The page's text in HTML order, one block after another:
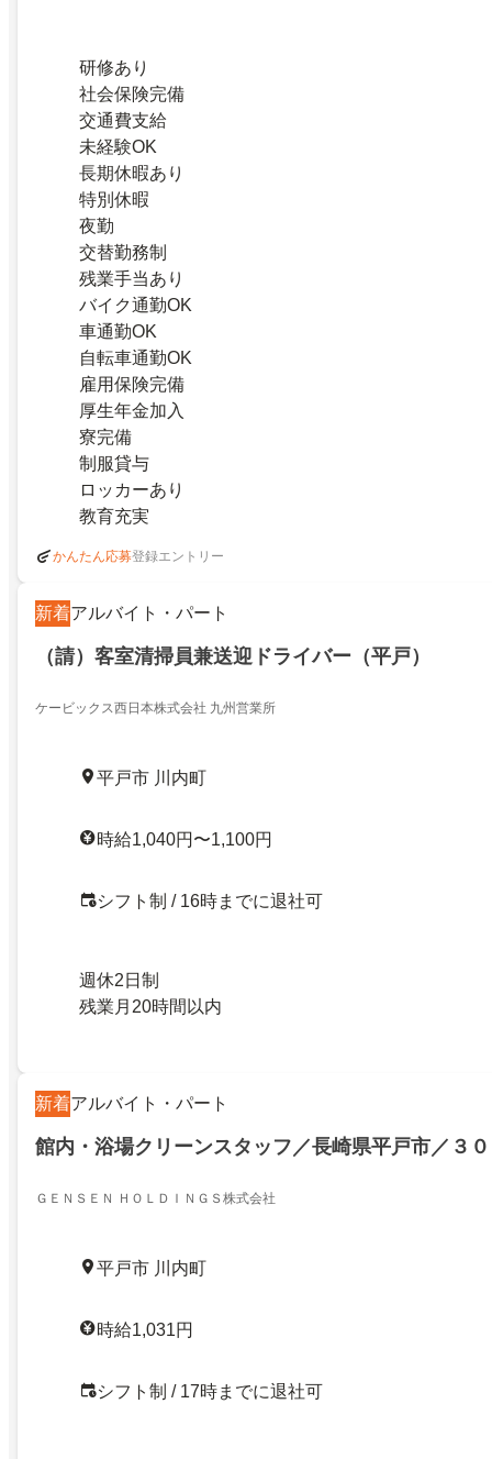
研修あり
社会保険完備
交通費支給
未経験OK
長期休暇あり
特別休暇
夜勤
交替勤務制
残業手当あり
バイク通勤OK
車通勤OK
自転車通勤OK
雇用保険完備
厚生年金加入
寮完備
制服貸与
ロッカーあり
教育充実
かんたん応募登録エントリー
新着アルバイト・パート
（請）客室清掃員兼送迎ドライバー（平戸）
ケービックス西日本株式会社 九州営業所
平戸市 川内町
時給1,040円〜1,100円
シフト制 / 16時までに退社可
週休2日制
残業月20時間以内
新着アルバイト・パート
館内・浴場クリーンスタッフ／長崎県平戸市／３
ＧＥＮＳＥＮ ＨＯＬＤＩＮＧＳ株式会社
平戸市 川内町
時給1,031円
シフト制 / 17時までに退社可